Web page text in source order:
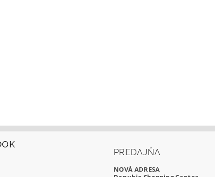
PREDAJŇA
NOVÁ ADRESA